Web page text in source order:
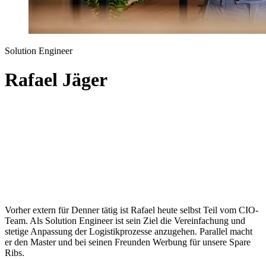
Solution Engineer
Rafael Jäger
Vorher extern für Denner tätig ist Rafael heute selbst Teil vom CIO-
Team. Als Solution Engineer ist sein Ziel die Vereinfachung und
stetige Anpassung der Logistikprozesse anzugehen. Parallel macht
er den Master und bei seinen Freunden Werbung für unsere Spare
Ribs.